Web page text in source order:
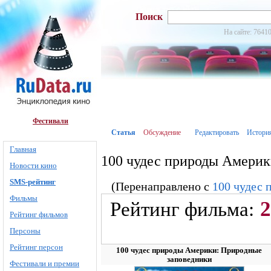
Фестивали
Главная
Новости кино
SMS-рейтинг
Фильмы
Рейтинг фильмов
Персоны
Рейтинг персон
Фестивали и премии
Поиск
На сайте:
Статья Обсуждение Редактировать
100 чудес природы
(Перенаправлено с 100 чудес
Рейтинг фильма: 2
100 чудес природы Америки: Природные
заповедники